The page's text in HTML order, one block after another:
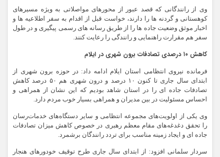
وی از رانندگانی که قصد عبور از محورهای مواصلاتی به ویژه مسیرهای
کوهستانی و گردنه ها را دارند، خواست قبل از اقدام به سفر اطلاعیه ها و
اخبار موثق وضعیت جاده ها را از طریق رسانه های رسمی پیگیری و در طول
سفر هم مقرارت راهنمایی و رانندگی را رعایت کنند.
کاهش ۱۰ درصدی تصادفات برون شهری در ایلام
فرمانده نیروی انتظامی استان ایلام ادامه داد: در حوزه برون شهری از
ابتدای سال جاری تا کنون ۱۰ درصد و درون شهری هم ۵۰ درصد کاهش
تصادفات جاده ای را در استان شاهد بودیم که این نشان از همراهی و
احساس مسئولیت در بین مدیران و همراهی بسیار خوب مردم دارد.
وی یکی از اولویت‌های مجموعه انتظامی و سایر دستگاه‌های خدمات‌رسان
را تحقق دغدغه‌های مقام معظم رهبری در خصوص کاهش میزان تصادفات
جاده ای و ایجاد زمینه مناسب برای تردد رانندگان برشمرد.
سردار سلمانی افزود: از ابتدای سال جاری طرح توقیف خودورهای هنجار